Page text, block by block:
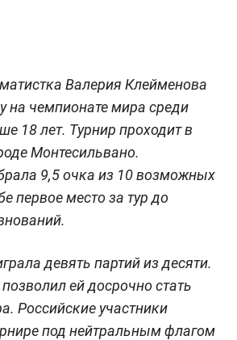
Валерия Клейменова
на чемпионате мира среди
18 лет. Турнир проходит в
Монтесильвано.
9,5 очка из 10 возможных
первое место за тур до
девять партий из десяти.
ей досрочно стать
Российские участники
под нейтральным флагом